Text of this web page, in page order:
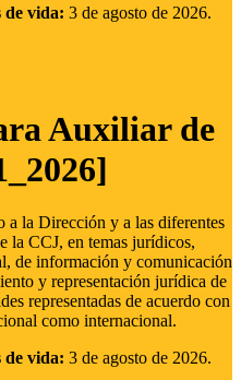
de vida: 3 de agosto de 2026.
Auxiliar de
a la Dirección y a las diferentes
la CCJ, en temas jurídicos,
de información y comunicación
y representación jurídica de
representadas de acuerdo con
como internacional.
de vida: 3 de agosto de 2026.